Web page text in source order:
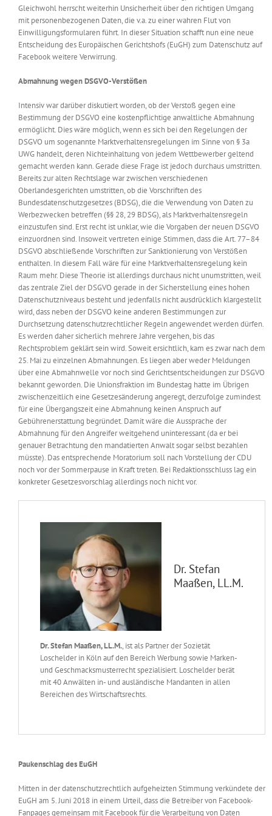
Messen & Events
Unternehmen
Wissen
Product Guide
Jobshop
Suche
nach:
Gleichwohl herrscht weiterhin Unsicherheit über den richtigen Umgang
mit personenbezogenen Daten, die v.a. zu einer wahren Flut von
Einwilligungsformularen führt. In dieser Situation schafft nun eine neue
Entscheidung des Europäischen Gerichtshofs (EuGH) zum Datenschutz auf
Facebook weitere Verwirrung.
Abmahnung wegen DSGVO-Verstößen
Intensiv war darüber diskutiert worden, ob der Verstoß gegen eine
Bestimmung der DSGVO eine kostenpflichtige anwaltliche Abmahnung
ermöglicht. Dies wäre möglich, wenn es sich bei den Regelungen der
DSGVO um sogenannte Marktverhaltensregelungen im Sinne von § 3a
UWG handelt, deren Nichteinhaltung von jedem Wettbewerber geltend
gemacht werden kann. Gerade diese Frage ist jedoch durchaus umstritten.
Bereits zur alten Rechtslage war zwischen verschiedenen
Oberlandesgerichten umstritten, ob die Vorschriften des
Bundesdatenschutzgesetzes (BDSG), die die Verwendung von Daten zu
Werbezwecken betreffen (§§ 28, 29 BDSG), als Marktverhaltensregeln
einzustufen sind. Erst recht ist unklar, wie die Vorgaben der neuen DSGVO
einzuordnen sind. Insoweit vertreten einige Stimmen, dass die Art. 77–84
DSGVO abschließende Vorschriften zur Sanktionierung von Verstößen
enthalten. In diesem Fall wäre für eine Marktverhaltensregelung kein
Raum mehr. Diese Theorie ist allerdings durchaus nicht unumstritten, weil
das zentrale Ziel der DSGVO gerade in der Sicherstellung eines hohen
Datenschutzniveaus besteht und jedenfalls nicht ausdrücklich klargestellt
wird, dass neben der DSGVO keine anderen Bestimmungen zur
Durchsetzung datenschutzrechtlicher Regeln angewendet werden dürfen.
Es werden daher sicherlich mehrere Jahre vergehen, bis das
Rechtsproblem geklärt sein wird. Soweit ersichtlich, kam es zwar nach dem
25. Mai zu einzelnen Abmahnungen. Es liegen aber weder Meldungen
über eine Abmahnwelle vor noch sind Gerichtsentscheidungen zur DSGVO
bekannt geworden. Die Unionsfraktion im Bundestag hatte im Übrigen
zwischenzeitlich eine Gesetzesänderung angeregt, derzufolge zumindest
für eine Übergangszeit eine Abmahnung keinen Anspruch auf
Gebührenerstattung begründet. Damit wäre die Aussprache der
Abmahnung für den Angreifer weitgehend uninteressant (da er bei
genauer Betrachtung den mandatierten Anwalt sogar selbst bezahlen
müsste). Das entsprechende Moratorium soll nach Vorstellung der CDU
noch vor der Sommerpause in Kraft treten. Bei Redaktionsschluss lag ein
konkreter Gesetzesvorschlag allerdings noch nicht vor.
Dr. Stefan
Maaßen, LL.M.
Dr. Stefan Maaßen, LL.M., ist als Partner der Sozietät
Loschelder in Köln auf den Bereich Werbung sowie Marken-
und Geschmacksmusterrecht spezialisiert. Loschelder berät
mit 40 Anwälten in- und ausländische Mandanten in allen
Bereichen des Wirtschaftsrechts.
Paukenschlag des EuGH
Mitten in der datenschutzrechtlich aufgeheizten Stimmung verkündete der
EuGH am 5. Juni 2018 in einem Urteil, dass die Betreiber von Facebook-
Fanpages gemeinsam mit Facebook für die Verarbeitung von Daten